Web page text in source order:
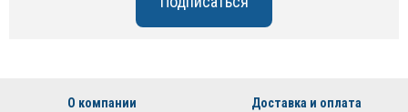
О компании Доставка и оплата